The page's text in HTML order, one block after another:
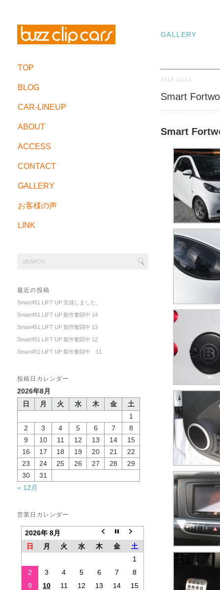
TOP
BLOG
CAR-LINEUP
ABOUT
ACCESS
CONTACT
GALLERY
お客様の声
LINK
最近の投稿
Smart451 LIFT UP 完成しました。
Smart451 LIFT UP 製作奮闘中 14
Smart451 LIFT UP 製作奮闘中 13
Smart451 LIFT UP 製作奮闘中 12
Smart451 LIFT UP 製作奮闘中 11
投稿日カレンダー
2026年8月
日
月 火 水 木 金
土
1
2
3 4 5 6 7
8
9
10 11 12 13 14
15
16
17 18 19 20 21
22
23
24 25 26 27 28
29
30
31
« 12月
営業日カレンダー
2026年 8月
日
月 火 水 木 金
土
1
2
3 4 5 6 7
8
9
10 11 12 13 14
15
GALLERY
2015-12-14
Smart
Smart